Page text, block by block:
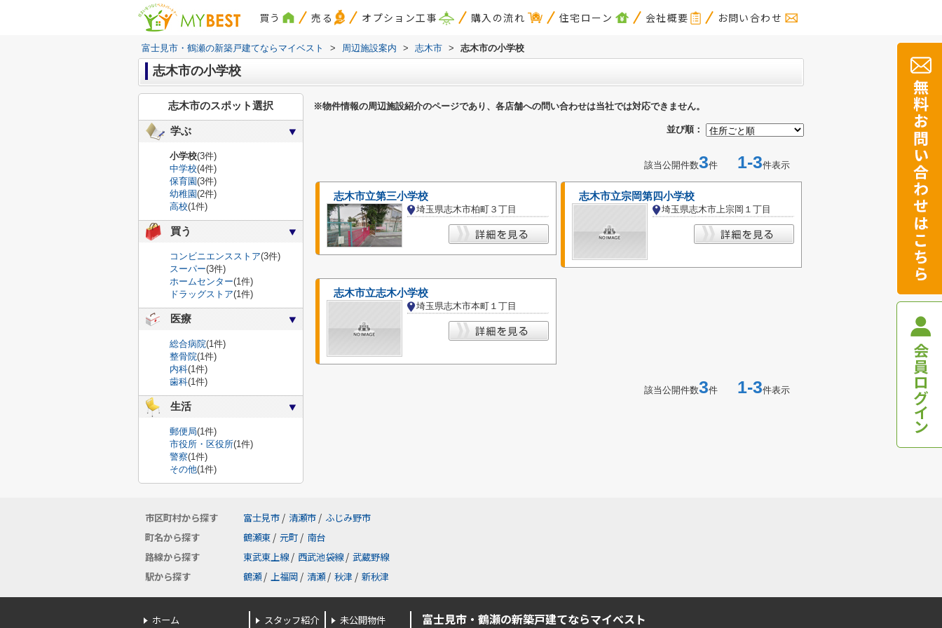
買う 売る オプション工事 購入の流れ 住宅ローン 会社概要 お問い合わせ
富士見市・鶴瀬の新築戸建てならマイベスト > 周辺施設案内 > 志木市 > 志木市の小学校
志木市の小学校
※物件情報の周辺施設紹介のページであり、各店舗への問い合わせは当社では対応できません。
並び順：
該当公開件数3件 1-3件表示
志木市立第三小学校
埼玉県志木市柏町３丁目
志木市立宗岡第四小学校
埼玉県志木市上宗岡１丁目
志木市立志木小学校
埼玉県志木市本町１丁目
該当公開件数3件 1-3件表示
志木市のスポット選択
学ぶ
小学校(3件)
中学校(4件)
保育園(3件)
幼稚園(2件)
高校(1件)
買う
コンビニエンスストア(3件)
スーパー(3件)
ホームセンター(1件)
ドラッグストア(1件)
医療
総合病院(1件)
整骨院(1件)
内科(1件)
歯科(1件)
生活
郵便局(1件)
市役所・区役所(1件)
警察(1件)
その他(1件)
市区町村から探す 富士見市 / 清瀬市 / ふじみ野市
町名から探す
鶴瀬東 / 元町 / 南台
路線から探す
東武東上線 / 西武池袋線 / 武蔵野線
駅から探す
鶴瀬 / 上福岡 / 清瀬 / 秋津 / 新秋津
ホーム スタッフ紹介 未公開物件 富士見市・鶴瀬の新築戸建てならマイベスト